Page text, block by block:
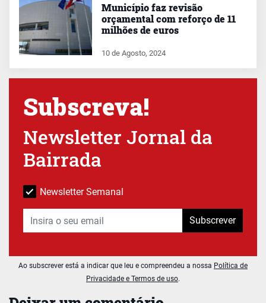
Município faz revisão
orçamental com reforço de 11
milhões de euros
10 de Agosto, 2024
Subscreva!
Newsletter Jornal da
Bairrada
Newsletter Semanal
Subscrever
Ao subscrever está a indicar que leu e compreendeu a nossa Política de
Privacidade e Termos de uso.